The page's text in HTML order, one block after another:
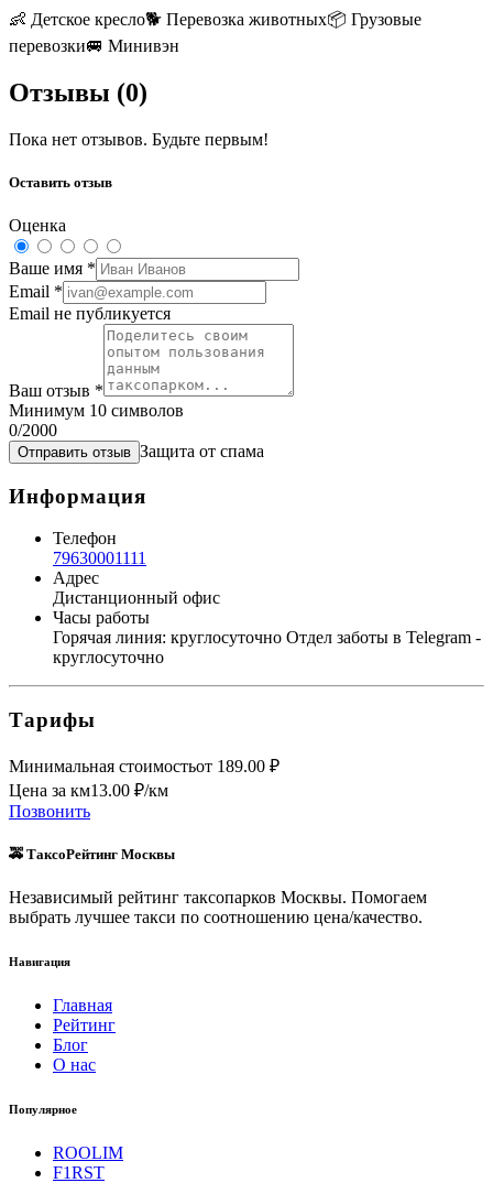
👶 Детское кресло🐕 Перевозка животных📦 Грузовые
перевозки🚐 Минивэн
Отзывы (0)
Пока нет отзывов. Будьте первым!
Оставить отзыв
Оценка
Ваше имя *
Email *
Email не публикуется
Ваш отзыв *
Минимум 10 символов
0/2000
Отправить отзыв Защита от спама
Информация
Телефон
79630001111
Адрес
Дистанционный офис
Часы работы
Горячая линия: круглосуточно Отдел заботы в Telegram -
круглосуточно
Тарифы
Минимальная стоимостьот 189.00 ₽
Цена за км13.00 ₽/км
Позвонить
🚕 ТаксоРейтинг Москвы
Независимый рейтинг таксопарков Москвы. Помогаем
выбрать лучшее такси по соотношению цена/качество.
Навигация
Главная
Рейтинг
Блог
О нас
Популярное
ROOLIM
F1RST